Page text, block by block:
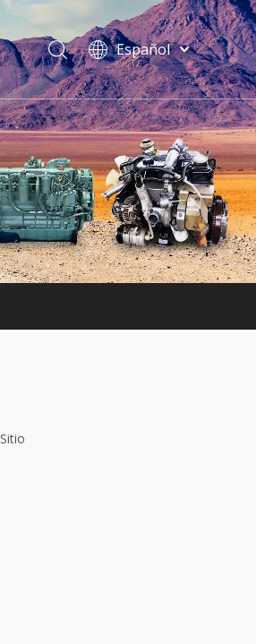
Español
فارسی
Bahasa
indonesia
Türk dili
ไทย
Italiano
Deutsch
Português
Pусский
English
Sitio